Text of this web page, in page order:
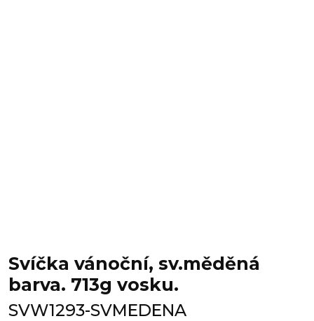
Svíčka vánoční, sv.měděná
barva. 713g vosku.
SVW1293-SVMEDENA